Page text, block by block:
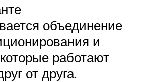
объединение
и
работают
от друга.